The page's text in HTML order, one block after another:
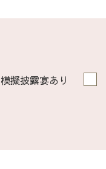
模擬披露宴あり